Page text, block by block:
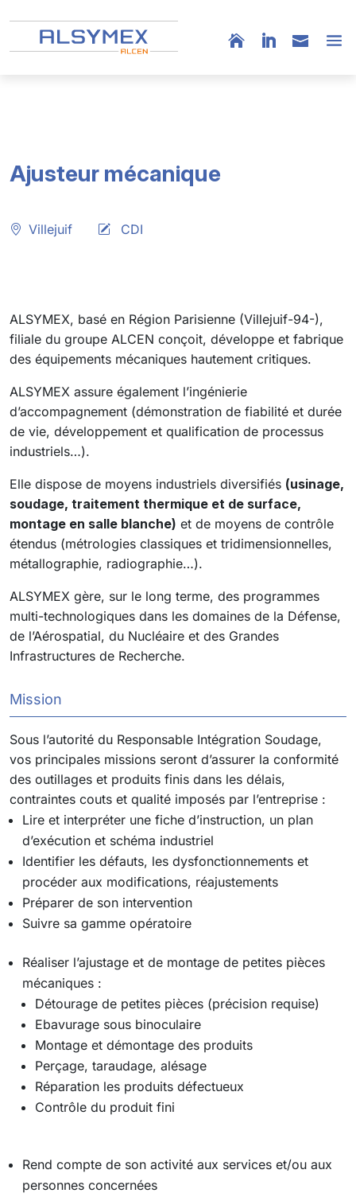
Ajusteur mécanique
Villejuif CDI
ALSYMEX, basé en Région Parisienne (Villejuif-94-),
filiale du groupe ALCEN conçoit, développe et fabrique
des équipements mécaniques hautement critiques.
ALSYMEX assure également l’ingénierie
d’accompagnement (démonstration de fiabilité et durée
de vie, développement et qualification de processus
industriels…).
Elle dispose de moyens industriels diversifiés (usinage,
soudage, traitement thermique et de surface,
montage en salle blanche) et de moyens de contrôle
étendus (métrologies classiques et tridimensionnelles,
métallographie, radiographie…).
ALSYMEX gère, sur le long terme, des programmes
multi-technologiques dans les domaines de la Défense,
de l’Aérospatial, du Nucléaire et des Grandes
Infrastructures de Recherche.
Mission
Sous l’autorité du Responsable Intégration Soudage,
vos principales missions seront d’assurer la conformité
des outillages et produits finis dans les délais,
contraintes couts et qualité imposés par l’entreprise :
Lire et interpréter une fiche d’instruction, un plan
d’exécution et schéma industriel
Identifier les défauts, les dysfonctionnements et
procéder aux modifications, réajustements
Préparer de son intervention
Suivre sa gamme opératoire
Réaliser l’ajustage et de montage de petites pièces
mécaniques :
Détourage de petites pièces (précision requise)
Ebavurage sous binoculaire
Montage et démontage des produits
Perçage, taraudage, alésage
Réparation les produits défectueux
Contrôle du produit fini
Rend compte de son activité aux services et/ou aux
personnes concernées